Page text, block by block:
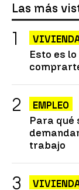
Las más
Esto es
EMPLEO
Para qué
trabajo